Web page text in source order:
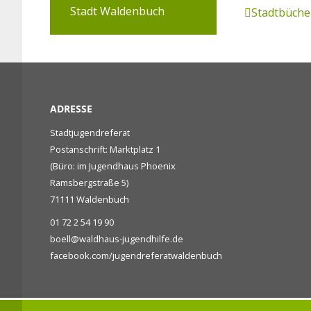
Stadt Waldenbuch
ADRESSE
Stadtjugendreferat
Postanschrift: Marktplatz 1
(Büro: im Jugendhaus Phoenix
Ramsbergstraße 5)
71111 Waldenbuch
01 72 2 54 19 90
boell@waldhaus-jugendhilfe.de
facebook.com/jugendreferatwaldenbuch